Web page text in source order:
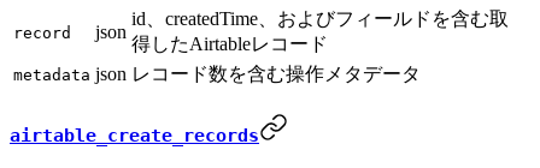
record json
id、createdTime、およびフィールドを含む取
得したAirtableレコード
metadata json レコード数を含む操作メタデータ
airtable_create_records